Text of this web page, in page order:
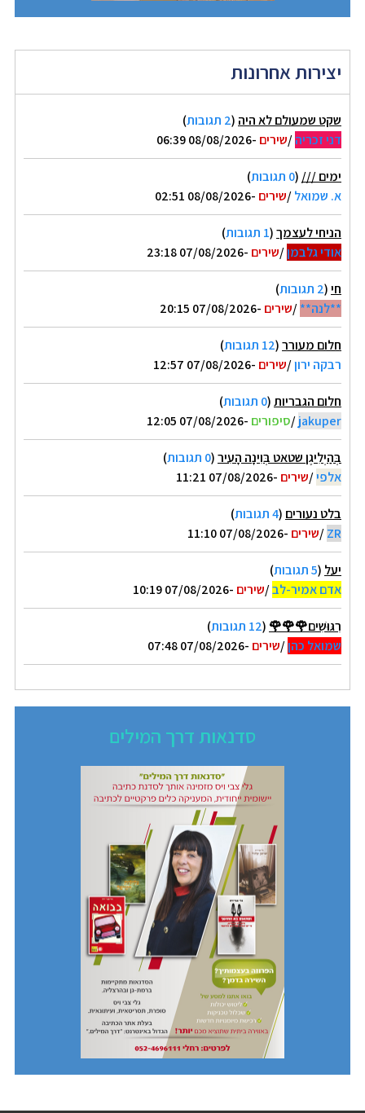
יצירות אחרונות
שקט שמעולם לא היה (2 תגובות
)
דני זכריה/שירים -08/08/2026 06:39
ימים /// (0 תגובות
)
א. שמואל/שירים -08/08/2026 02:51
הניחי לעצמך(1 תגובות
)
אודי גלבמן/שירים -07/08/2026 23:18
חי(2 תגובות
)
**לנה**/שירים -07/08/2026 20:15
חלום מעורר(12 תגובות
)
רבקה ירון/שירים -07/08/2026 12:57
חלום הגבריות(0 תגובות
)
jakuper
/סיפורים -07/08/2026 12:05
בְּהַיְלִיגֶן שטאט בְּוִינָה הָעִיר(0 תגובות
)
אלפי/שירים -07/08/2026 11:21
בלט נעורים (4 תגובות
)
ZR
/שירים -07/08/2026 11:10
יעל (5 תגובות
)
אדם אמיר-לב/שירים -07/08/2026 10:19
רִגּוּשִׁים🌹🌹🌹 (12 תגובות
)
שמואל כהן/שירים -07/08/2026 07:48
סדנאות דרך המילים